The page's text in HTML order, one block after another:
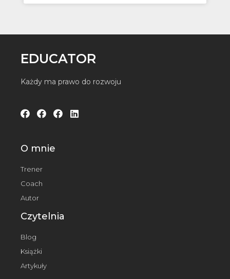
EDUCATOR
Każdy ma prawo do rozwoju
O mnie
Trener
Coach
Autor
Czytelnia
Blog
Książki
Artykuły